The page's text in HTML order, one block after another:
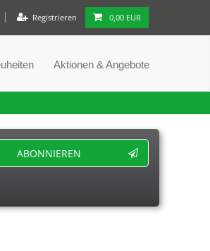
Registrieren 0,00 EUR
Aktionen & Angebote
ABONNIEREN